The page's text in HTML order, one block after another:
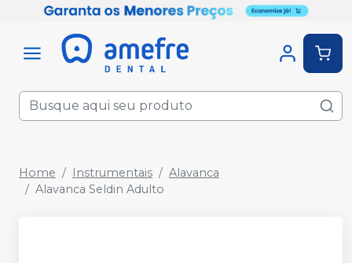
Home Instrumentais
Alavanca
Alavanca Seldin Adulto